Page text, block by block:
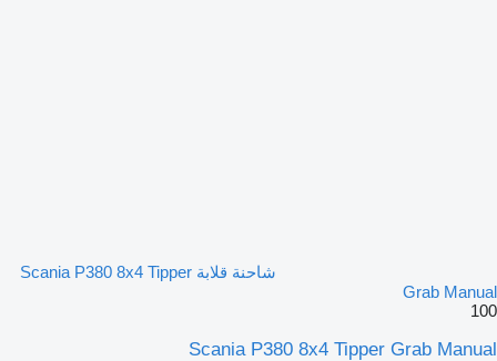
شاحنة قلابة Scania P380 8x4 Tipper
Grab Manual
100
Scania P380 8x4 Tipper Grab Manual